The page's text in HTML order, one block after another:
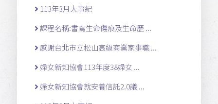
113年3月大事紀
課程名稱:書寫生命傷痕及生命歷 ...
感謝台北市立松山高級商業家事職 ...
婦女新知協會113年度38婦女 ...
婦女新知協會就安養信託2.0議 ...